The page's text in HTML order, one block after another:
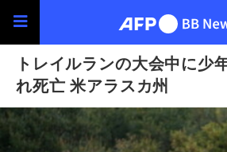
トレイルランの大会中に少
れ死亡 米アラスカ州